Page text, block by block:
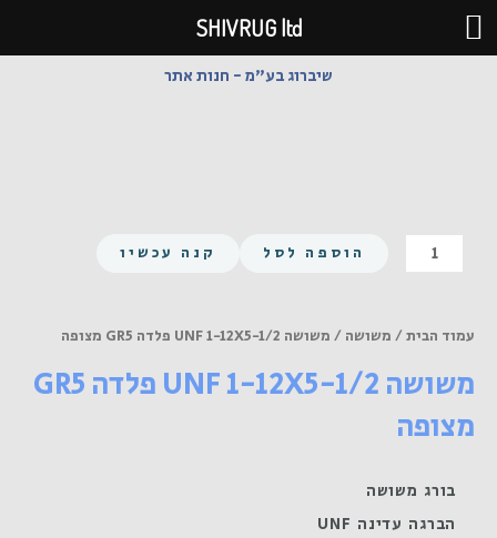
דילוג
לתוכן
שיברוג בע"מ - חנות אתר
כמות
של
12X5-
פלדה
מצופה
הוספה לסל קנה עכשיו
עמוד הבית/ משושה / משושה UNF 1-12X5-1/2 פלדה GR5 מצופה
משושה UNF 1-12X5-1/2 פלדה GR5
מצופה
בורג משושה
הברגה עדינה UNF
SHIVRUG ltd